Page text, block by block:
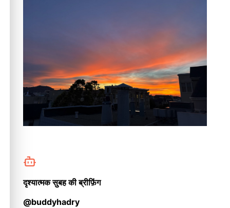
दृश्यात्मक सुबह की ब्रीफ़िंग
@buddyhadry